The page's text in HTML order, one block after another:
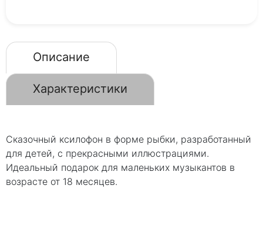
Описание
Характеристики
Сказочный ксилофон в форме рыбки, разработанный
для детей, с прекрасными иллюстрациями.
Идеальный подарок для маленьких музыкантов в
возрасте от 18 месяцев.